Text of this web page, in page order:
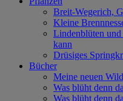
Breit-Wegerich,
Kleine
Lindenblüten und
kann
Drüsiges
Bücher
Meine neuen
Was blüht denn
Was blüht denn